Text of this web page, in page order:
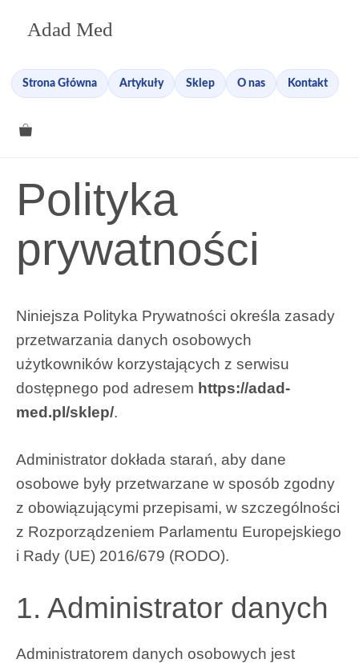
Adad Med
Strona Główna Artykuły Sklep O nas Kontakt
Polityka
prywatności
Niniejsza Polityka Prywatności określa zasady
przetwarzania danych osobowych
użytkowników korzystających z serwisu
dostępnego pod adresem https://adad-
med.pl/sklep/.
Administrator dokłada starań, aby dane
osobowe były przetwarzane w sposób zgodny
z obowiązującymi przepisami, w szczególności
z Rozporządzeniem Parlamentu Europejskiego
i Rady (UE) 2016/679 (RODO).
1. Administrator danych
Administratorem danych osobowych jest